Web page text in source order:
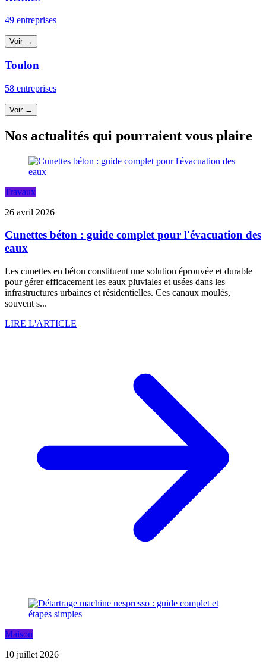
49 entreprises
Voir →
Toulon
58 entreprises
Voir →
Nos actualités qui pourraient vous plaire
Travaux
26 avril 2026
Cunettes béton : guide complet pour l'évacuation des
eaux
Les cunettes en béton constituent une solution éprouvée et durable
pour gérer efficacement les eaux pluviales et usées dans les
infrastructures urbaines et résidentielles. Ces canaux moulés,
souvent s...
LIRE L'ARTICLE
Maison
10 juillet 2026